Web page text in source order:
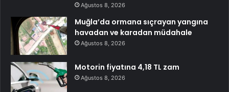
Ağustos 8, 2026
Muğla’da ormana sıçrayan yangına
havadan ve karadan müdahale
Ağustos 8, 2026
Motorin fiyatına 4,18 TL zam
Ağustos 8, 2026